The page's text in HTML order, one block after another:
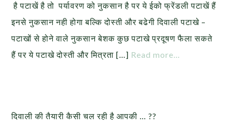
है पटाखें है तो पर्यावरण को नुकसान है पर ये ईको फ्रेंडली पटाखें हैं
इनसे नुकसान नही होगा बल्कि दोस्ती और बढेगी दिवाली पटाखे –
पटाखों से होने वाले नुकसान बेशक कुछ पटाखे प्रदूषण फैला सकते
हैं पर ये पटाखे दोस्ती और मित्रता […] Read more…
दिवाली की तैयारी कैसी चल रही है आपकी … ??